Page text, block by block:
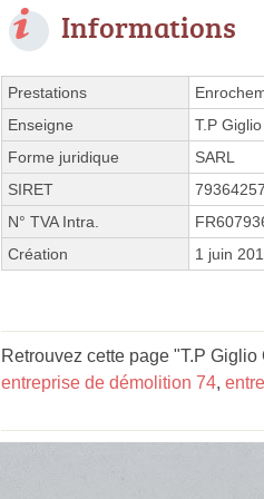
Informations
Prestations
Enseigne
T.P Giglio
Forme juridique
SARL
SIRET
N° TVA Intra.
Création
1 juin
Retrouvez cette page "T.P
entreprise de démolition 74,